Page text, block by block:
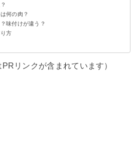
理
な塊ではない
何の肉？
れていた
れている場合が多い
い理由
味付けが違う？
方
PRリンクが含まれています）